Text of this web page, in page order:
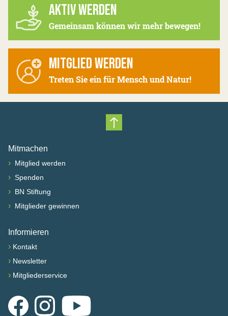
AKTIV WERDEN
Gemeinsam können wir mehr bewegen!
MITGLIED WERDEN
Treten Sie ein für Mensch und Natur!
Nach oben scrollen
Mitmachen
› Mitglied werden
› Spenden
› BN Stiftung
› Mitglieder gewinnen
Informieren
› Kontakt
› Newsletter
› Mitgliederservice
FacebookInstagramYouTube